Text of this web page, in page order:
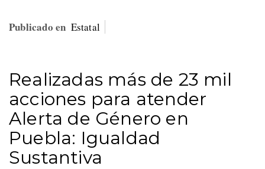
Publicado en Estatal
Realizadas más de 23 mil
acciones para atender
Alerta de Género en
Puebla: Igualdad
Sustantiva